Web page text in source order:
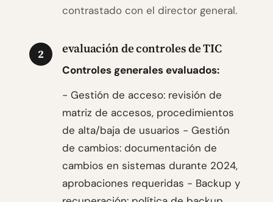
contrastado con el director general.
2 evaluación de controles de TIC
Controles generales evaluados:
- Gestión de acceso: revisión de
matriz de accesos, procedimientos
de alta/baja de usuarios - Gestión
de cambios: documentación de
cambios en sistemas durante 2024,
aprobaciones requeridas - Backup y